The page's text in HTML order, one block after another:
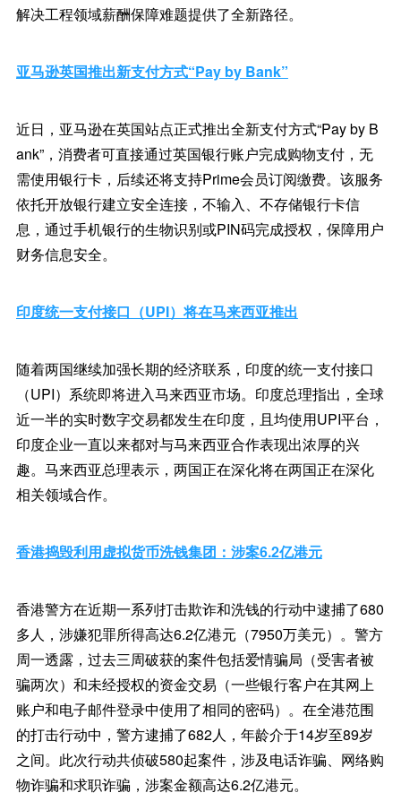
解决工程领域薪酬保障难题提供了全新路径。
亚马逊英国推出新支付方式“Pay by Bank”
近日，亚马逊在英国站点正式推出全新支付方式“Pay by B
ank”，消费者可直接通过英国银行账户完成购物支付，无
需使用银行卡，后续还将支持Prime会员订阅缴费。该服务
依托开放银行建立安全连接，不输入、不存储银行卡信
息，通过手机银行的生物识别或PIN码完成授权，保障用户
财务信息安全。
印度统一支付接口（UPI）将在马来西亚推出
随着两国继续加强长期的经济联系，印度的统一支付接口
（UPI）系统即将进入马来西亚市场。印度总理指出，全球
近一半的实时数字交易都发生在印度，且均使用UPI平台，
印度企业一直以来都对与马来西亚合作表现出浓厚的兴
趣。马来西亚总理表示，两国正在深化将在两国正在深化
相关领域合作。
香港捣毁利用虚拟货币洗钱集团：涉案6.2亿港元
香港警方在近期一系列打击欺诈和洗钱的行动中逮捕了680
多人，涉嫌犯罪所得高达6.2亿港元（7950万美元）。警方
周一透露，过去三周破获的案件包括爱情骗局（受害者被
骗两次）和未经授权的资金交易（一些银行客户在其网上
账户和电子邮件登录中使用了相同的密码）。在全港范围
的打击行动中，警方逮捕了682人，年龄介于14岁至89岁
之间。此次行动共侦破580起案件，涉及电话诈骗、网络购
物诈骗和求职诈骗，涉案金额高达6.2亿港元。